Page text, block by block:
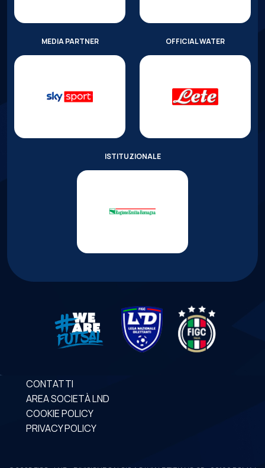
MEDIA PARTNER OFFICIAL WATER
ISTITUZIONALE
CONTATTI
AREA SOCIETÀ LND
COOKIE POLICY
PRIVACY POLICY